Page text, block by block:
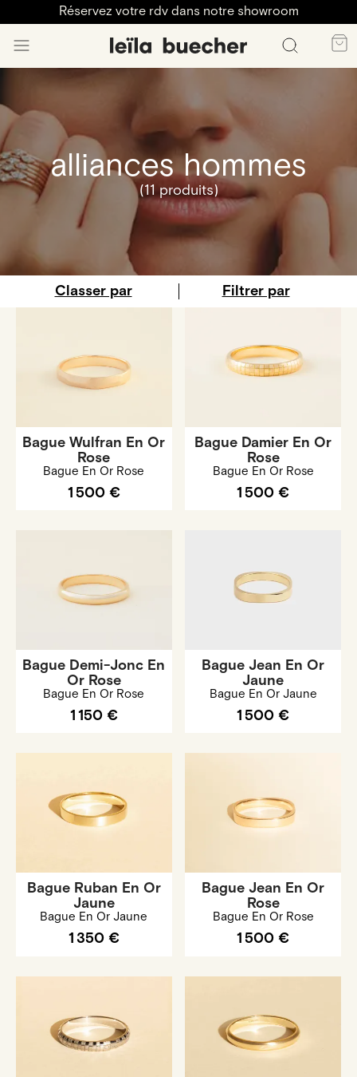
Réservez votre rdv dans notre showroom
alliances hommes
(11 produits)
Classer par Filtrer par
Bague Wulfran En Or
Rose
Bague En Or Rose
1 500 €
Bague Damier En Or
Rose
Bague En Or Rose
1 500 €
Bague Demi-Jonc En
Or Rose
Bague En Or Rose
1 150 €
Bague Jean En Or
Jaune
Bague En Or Jaune
1 500 €
Bague Ruban En Or
Jaune
Bague En Or Jaune
1 350 €
Bague Jean En Or
Rose
Bague En Or Rose
1 500 €